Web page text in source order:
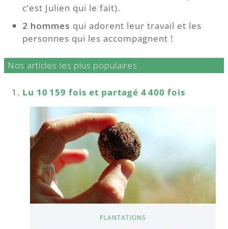
c’est Julien qui le fait).
2 hommes qui adorent leur travail et les
personnes qui les accompagnent !
Nos articles les plus populaires
Lu 10 159 fois et partagé 4 400 fois
PLANTATIONS